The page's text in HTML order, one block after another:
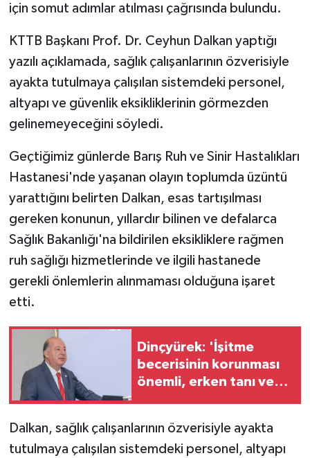
için somut adımlar atılması çağrısında bulundu.
KTTB Başkanı Prof. Dr. Ceyhun Dalkan yaptığı
yazılı açıklamada, sağlık çalışanlarının özverisiyle
ayakta tutulmaya çalışılan sistemdeki personel,
altyapı ve güvenlik eksikliklerinin görmezden
gelinemeyeceğini söyledi.
Geçtiğimiz günlerde Barış Ruh ve Sinir Hastalıkları
Hastanesi'nde yaşanan olayın toplumda üzüntü
yarattığını belirten Dalkan, esas tartışılması
gereken konunun, yıllardır bilinen ve defalarca
Sağlık Bakanlığı'na bildirilen eksikliklere rağmen
ruh sağlığı hizmetlerinde ve ilgili hastanede
gerekli önlemlerin alınmaması olduğuna işaret
etti.
Dinçyürek: 'İşitme
becerisinin korunması
önemli, erken tanı ve
Dalkan, sağlık çalışanlarının özverisiyle ayakta
tutulmaya çalışılan sistemdeki personel, altyapı
LEFKOŞA
Nöbetçi Eczaneler
ÖZEL HABER
SAĞLIK
SİYASET
SPOR
TEKNOLOJİ
TİCARET